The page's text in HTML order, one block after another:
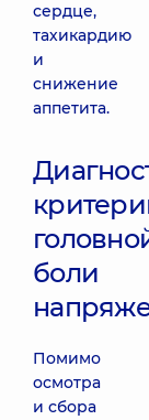
сердце,
тахикардию
и
снижение
аппетита.
боли
Помимо
осмотра
и сбора